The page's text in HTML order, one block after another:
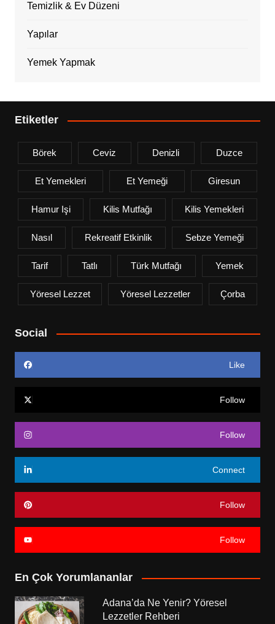
Temizlik & Ev Düzeni
Yapılar
Yemek Yapmak
Etiketler
Börek Ceviz Denizli Duzce
Et Yemekleri Et Yemeği Giresun
Hamur Işi Kilis Mutfağı Kilis Yemekleri
Nasıl Rekreatif Etkinlik Sebze Yemeği
Tarif Tatlı Türk Mutfağı Yemek
Yöresel Lezzet Yöresel Lezzetler Çorba
Social
Like
Follow
Follow
Connect
Follow
Follow
En Çok Yorumlananlar
Adana’da Ne Yenir? Yöresel
Lezzetler Rehberi